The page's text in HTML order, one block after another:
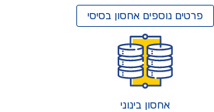
פרטים נוספיםאחסון בסיסי
אחסון בינוני